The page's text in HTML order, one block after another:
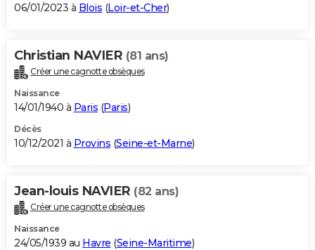
06/01/2023 à Blois (Loir-et-Cher)
Christian NAVIER (81 ans)
Créer une cagnotte obsèques
Naissance
14/01/1940 à Paris (Paris)
Décès
10/12/2021 à Provins (Seine-et-Marne)
Jean-louis NAVIER (82 ans)
Créer une cagnotte obsèques
Naissance
24/05/1939 au Havre (Seine-Maritime)